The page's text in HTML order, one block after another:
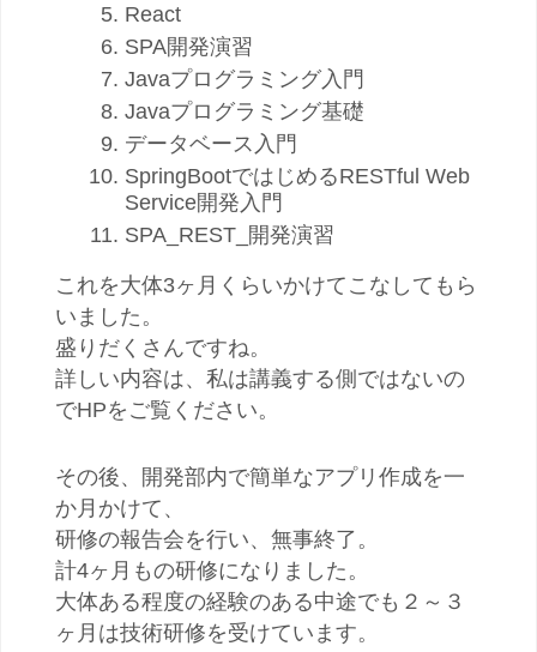
React
SPA開発演習
Javaプログラミング入門
Javaプログラミング基礎
データベース入門
SpringBootではじめるRESTful Web
Service開発入門
SPA_REST_開発演習
これを大体3ヶ月くらいかけてこなしてもら
いました。
盛りだくさんですね。
詳しい内容は、私は講義する側ではないの
でHPをご覧ください。
その後、開発部内で簡単なアプリ作成を一
か月かけて、
研修の報告会を行い、無事終了。
計4ヶ月もの研修になりました。
大体ある程度の経験のある中途でも２～３
ヶ月は技術研修を受けています。